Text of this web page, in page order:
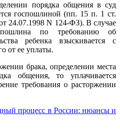
порядка общения в суд
госпошлиной (пп. 15 п. 1 ст.
24.07.1998 N 124-ФЗ). В случае
по требованию об
ребенка взыскивается с
от ее уплаты.
брака, определении места
общения, то уплачивается
требования о расторжении
процесс в России: нюансы и